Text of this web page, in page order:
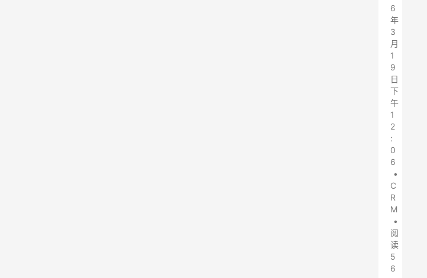
6
年
3
月
1
9
日
下
午
1
2
:
0
6
•
C
R
M
•
阅
读
5
6